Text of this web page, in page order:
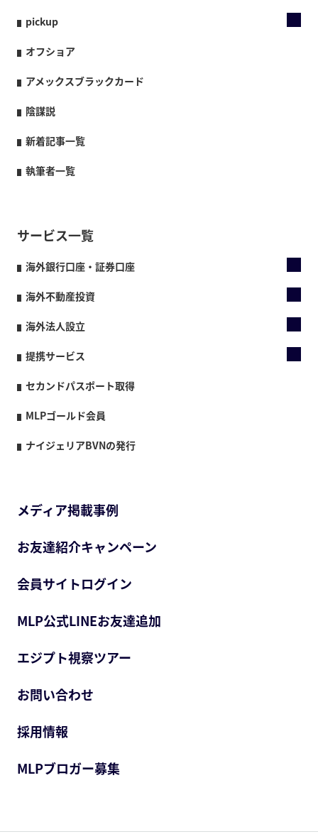
pickup
オフショア
アメックスブラックカード
陰謀説
新着記事一覧
執筆者一覧
サービス一覧
海外銀行口座・証券口座
海外不動産投資
海外法人設立
提携サービス
セカンドパスポート取得
MLPゴールド会員
ナイジェリアBVNの発行
メディア掲載事例
お友達紹介キャンペーン
会員サイトログイン
MLP公式LINEお友達追加
エジプト視察ツアー
お問い合わせ
採用情報
MLPブロガー募集